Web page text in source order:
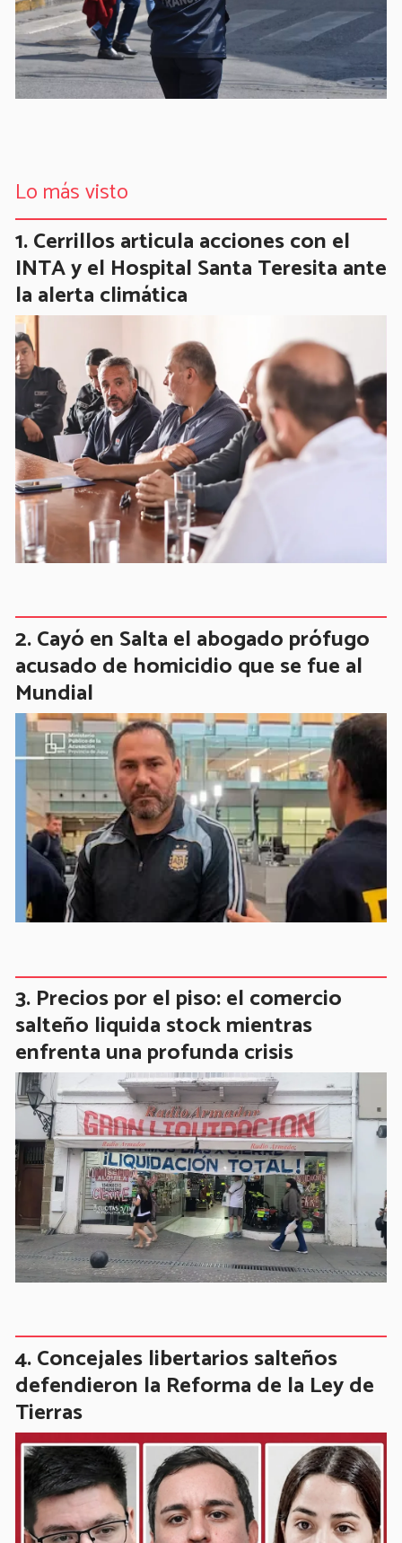
Lo más visto
Cerrillos articula acciones con el
INTA y el Hospital Santa Teresita ante
la alerta climática
Cayó en Salta el abogado prófugo
acusado de homicidio que se fue al
Mundial
Precios por el piso: el comercio
salteño liquida stock mientras
enfrenta una profunda crisis
Concejales libertarios salteños
defendieron la Reforma de la Ley de
Tierras